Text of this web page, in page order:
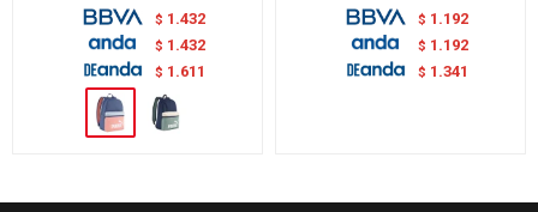
$ 1.432
$ 1.432
$ 1.611
$ 1.192
$ 1.192
$ 1.341